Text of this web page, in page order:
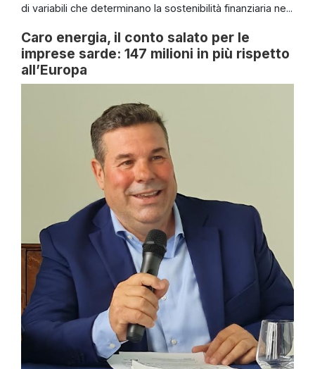
di variabili che determinano la sostenibilità finanziaria ne...
Caro energia, il conto salato per le
imprese sarde: 147 milioni in più rispetto
all’Europa